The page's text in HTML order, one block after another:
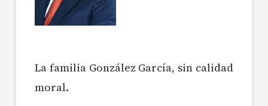
La familia González García, sin calidad
moral.